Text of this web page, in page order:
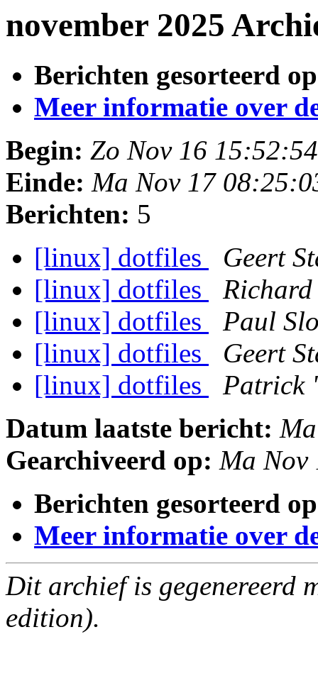
november 2025
Berichten gesorteerd
Meer informatie over
Begin: Zo Nov 16
Einde: Ma Nov 17
Berichten: 5
[linux] dotfiles
Geert
[linux] dotfiles
[linux] dotfiles
Paul
[linux] dotfiles
Geert
[linux] dotfiles
Patrick
Datum laatste bericht:
Gearchiveerd op: Ma Nov
Berichten gesorteerd
Meer informatie over
Dit archief is gegenereerd
edition).